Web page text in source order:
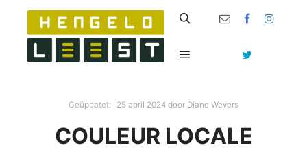
Geüpdatet: 25 april 2024 door Diane Wevers
COULEUR LOCALE